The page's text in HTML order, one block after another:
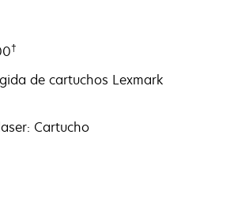
†
de cartuchos Lexmark
Cartucho